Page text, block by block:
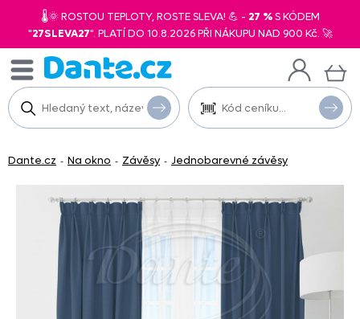
🌡️🌞 ROSTOU TEPLOTY, ROSTE SLEVA! 💪 - 27 %S KÓDEM
"27SLEVA27". PLATÍ DO 10.8.2026 PŘI NÁKUPU NAD 900 Kč. 🚀
Dante.cz - Na okno - Závěsy - Jednobarevné závěsy